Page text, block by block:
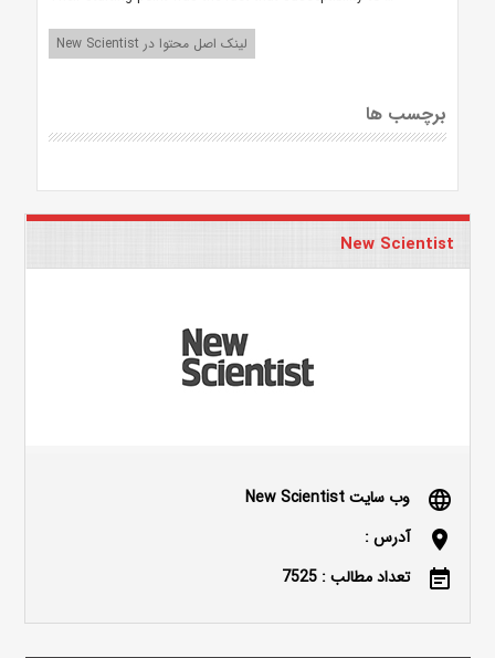
لینک اصل محتوا در New Scientist
برچسب ها
New Scientist
language وب سایت New Scientist
location_on آدرس :
event_note تعداد مطالب : 7525